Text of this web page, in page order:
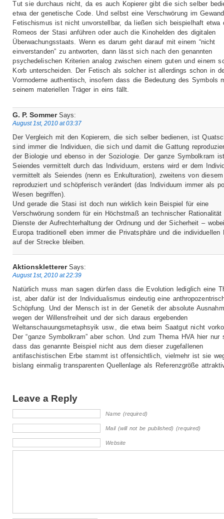
Tut sie durchaus nicht, da es auch Kopierer gibt die sich selber
etwa der genetische Code. Und selbst eine Verschwörung im
Fetischismus ist nicht unvorstellbar, da ließen sich beispielhaft etwa
Romeos der Stasi anführen oder auch die Kinohelden des digitalen
Überwachungsstaats. Wenn es darum geht darauf mit einem “nicht
einverstanden” zu antworten, dann lässt sich nach den genannten
psychedelischen Kriterien analog zwischen einem guten und einem
Korb unterscheiden. Der Fetisch als solcher ist allerdings schon in
Vormoderne authentisch, insofern dass die Bedeutung des Symbols
seinem materiellen Träger in eins fällt.
G. P. SommerSays:
August 1st, 2010 at 03:37
Der Vergleich mit den Kopierern, die sich selber bedienen, ist
sind immer die Individuen, die sich und damit die Gattung
der Biologie und ebenso in der Soziologie. Der ganze Symbolkram
Seiendes vermittelt durch das Individuum, erstens wird er dem
vermittelt als Seiendes (nenn es Enkulturation), zweitens von diesem
reproduziert und schöpferisch verändert (das Individuum immer als
Wesen begriffen).
Und gerade die Stasi ist doch nun wirklich kein Beispiel für eine
Verschwörung sondern für ein Höchstmaß an technischer Rationalität
Dienste der Aufrechterhaltung der Ordnung und der Sicherheit –
Europa traditionell eben immer die Privatsphäre und die individuellen
auf der Strecke bleiben.
AktionsklettererSays:
August 1st, 2010 at 22:39
Natürlich muss man sagen dürfen dass die Evolution lediglich eine
ist, aber dafür ist der Individualismus eindeutig eine
Schöpfung. Und der Mensch ist in der Genetik der absolute
wegen der Willensfreiheit und der sich daraus ergebenden
Weltanschauungsmetaphsyik usw., die etwa beim Saatgut nicht
Der “ganze Symbolkram” aber schon. Und zum Thema HVA hier nur
dass das genannte Beispiel nicht aus dem dieser zugefallenen
antifaschistischen Erbe stammt ist offensichtlich, vielmehr ist sie
bislang einmalig transparenten Quellenlage als Referenzgröße
Leave a Reply
Name (required)
Mail (will not be published) (required)
Website